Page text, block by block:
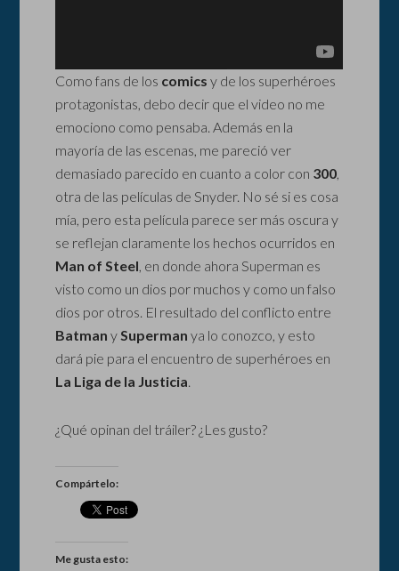
Como fans de los comics y de los superhéroes
protagonistas, debo decir que el video no me
emociono como pensaba. Además en la
mayoría de las escenas, me pareció ver
demasiado parecido en cuanto a color con 300
otra de las películas de Snyder. No sé si es cosa
mía, pero esta película parece ser más oscura y
se reflejan claramente los hechos ocurridos en
Man of Steel , en donde ahora Superman es
visto como un dios por muchos y como un falso
dios por otros. El resultado del conflicto entre
Batmany Superman ya lo conozco, y esto
dará pie para el encuentro de superhéroes en
La Liga de la Justicia
¿Qué opinan del tráiler? ¿Les gusto?
Compártelo:
Me gusta esto: